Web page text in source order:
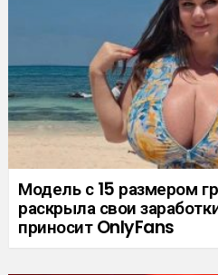
Модель с 15 размером
раскрыла свои
приносит OnlyFans